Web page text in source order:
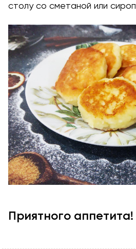
столу со сметаной или
Приятного аппетита!